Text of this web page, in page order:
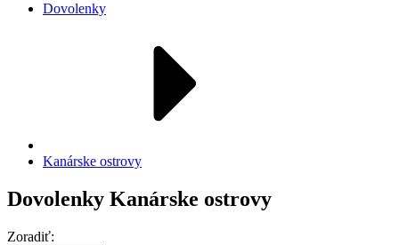
Dovolenky
Kanárske ostrovy
Dovolenky Kanárske ostrovy
Zoradiť: